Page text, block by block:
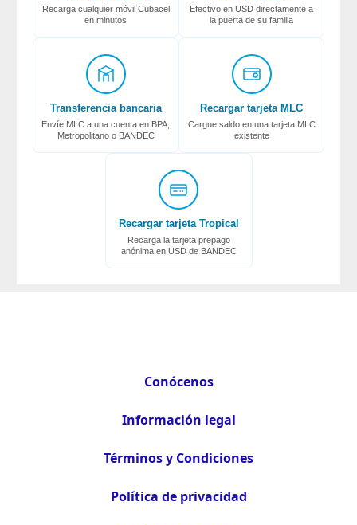
Recarga cualquier móvil Cubacel
en minutos
Efectivo en USD directamente a
la puerta de su familia
Transferencia bancaria
Envíe MLC a una cuenta en BPA,
Metropolitano o BANDEC
Recargar tarjeta MLC
Cargue saldo en una tarjeta MLC
existente
Recargar tarjeta Tropical
Recarga la tarjeta prepago
anónima en USD de BANDEC
Conócenos
Información legal
Términos y Condiciones
Política de privacidad